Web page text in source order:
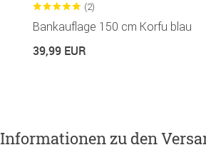
(2)
Bankauflage 150 cm Korfu blau
39,99 EUR
Informationen zu den